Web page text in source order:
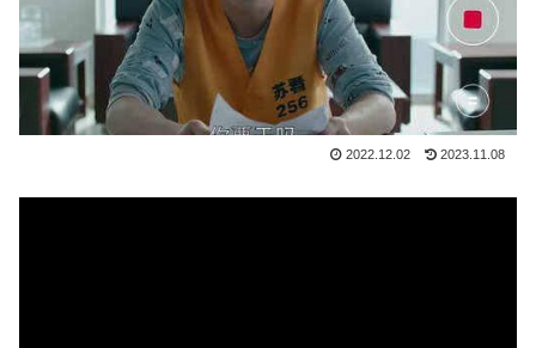
2022.12.02 2023.11.08